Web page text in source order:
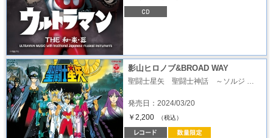
影山ヒロノブ&BROAD WAY
聖闘士星矢 聖闘士神話 ～ソルジ …
発売日：2024/03/20
￥2,200
（税込）